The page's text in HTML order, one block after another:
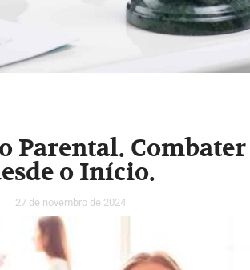
Parental. Combater
o Início.
27 de novembro de 2024